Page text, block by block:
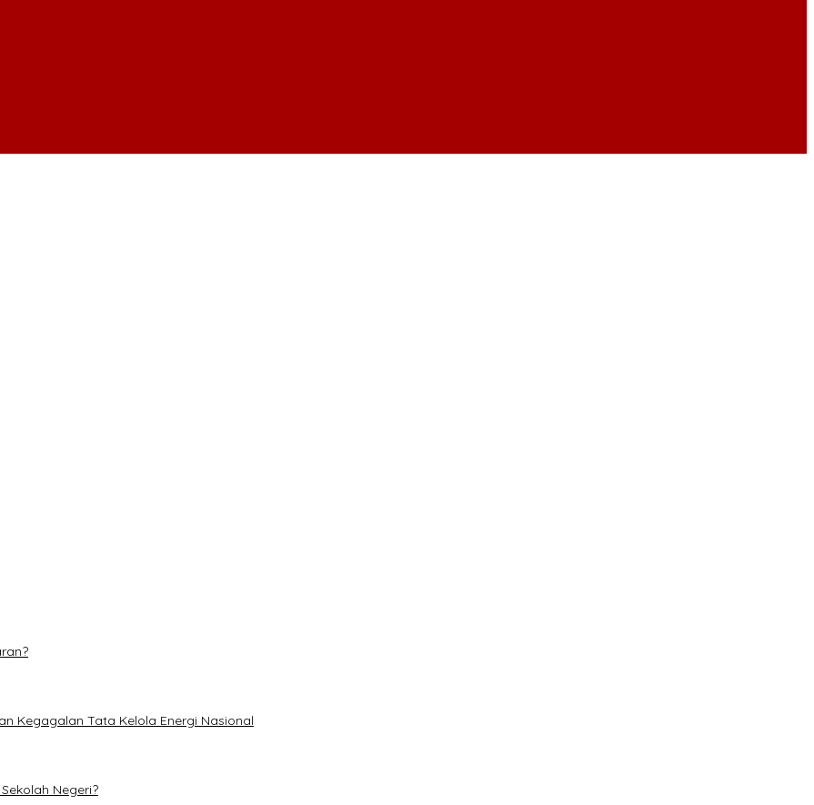
Kegagalan Tata Kelola Energi Nasional
Negeri?